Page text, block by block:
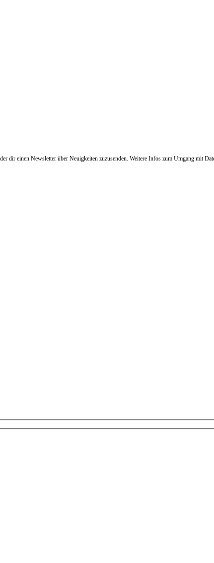
dir einen Newsletter über Neuigkeiten zuzusenden. Weitere Infos zum Umgang mit